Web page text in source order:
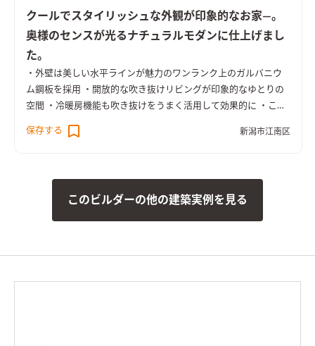
クールでスタイリッシュな外観が印象的なお家―。
奥様のセンスが光るナチュラルモダンに仕上げまし
た。
・外壁は美しい水平ラインが魅力のワンランク上のガルバニウ
ム鋼板を採用 ・開放的な吹き抜けリビングが印象的なゆとりの
空間 ・冷暖房機能も吹き抜けをうまく活用して効果的に ・こだ
つながりを重視したプランニング ・色数を限定した統一感ある
保存する 新潟市江南区
このビルダーの他の建築実例を見る